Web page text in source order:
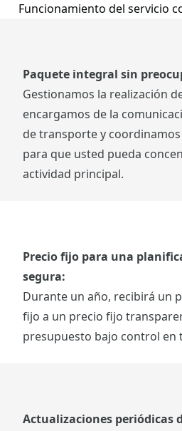
Funcionamiento del servicio
Paquete integral sin
Gestionamos la realización
encargamos de la
de transporte y
para que usted pueda
actividad principal.
Precio fijo para una
segura:
Durante un año, recibirá un
fijo a un precio fijo
presupuesto bajo control en
Actualizaciones periódicas